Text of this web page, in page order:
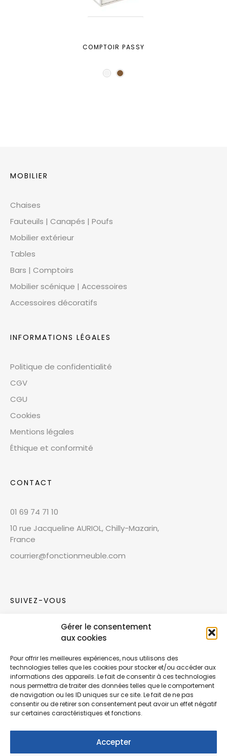
Gérer le consentement
aux cookies
Pour offrir les meilleures expériences, nous utilisons des
technologies telles que les cookies pour stocker et/ou accéder aux
informations des appareils. Le fait de consentir à ces technologies
nous permettra de traiter des données telles que le comportement
de navigation ou les ID uniques sur ce site. Le fait de ne pas
consentir ou de retirer son consentement peut avoir un effet négatif
sur certaines caractéristiques et fonctions.
Accepter
COMPTOIR PASSY
MOBILIER
Chaises
Fauteuils | Canapés | Poufs
Mobilier extérieur
Tables
Bars | Comptoirs
Mobilier scénique | Accessoires
Accessoires décoratifs
INFORMATIONS LÉGALES
Politique de confidentialité
CGV
CGU
Cookies
Mentions légales
Éthique et conformité
CONTACT
01 69 74 71 10
10 rue Jacqueline AURIOL, Chilly-Mazarin,
France
courrier@fonctionmeuble.com
SUIVEZ-VOUS
Rejoignez notre communauté sur les réseaux
Nouvelles collections, vie de l’équipe ou
inspirations : soyez informés de nos dernières
actualités.